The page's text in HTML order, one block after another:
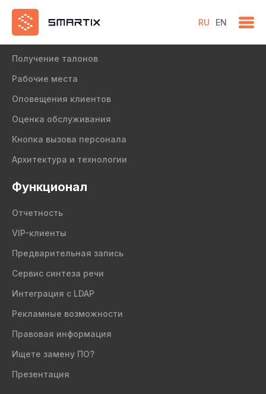
RU EN
Продукт
Получение талонов
Рабочие места
Оповещения клиентов
Оценка обслуживания
Кнопка вызова персонала
Архитектура и технологии
Функционал
Отчетность
VIP-клиенты
Предварительная запись
Сервис синтеза речи
Интеграция с LDAP
Рекламные возможности
Правовая информация
Ищете замену ПО?
Презентация